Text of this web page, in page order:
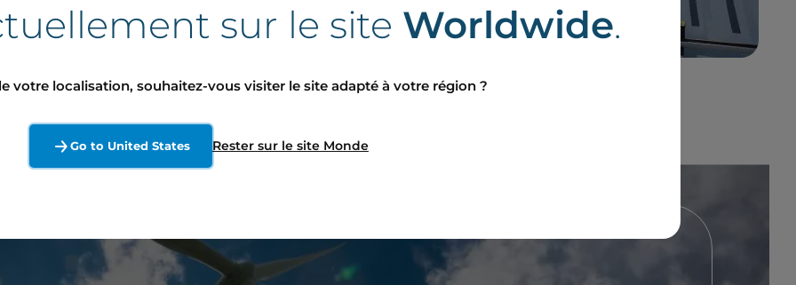
sur le site Worldwide.
votre localisation, souhaitez-vous visiter le site adapté à votre région ?
Go to United States Rester sur le site Monde